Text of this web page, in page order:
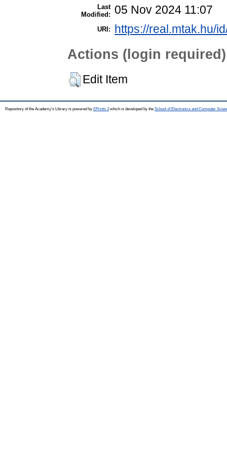
Last
Modified:
05 Nov 2024 11:07
URI: https://real.mtak.hu/
Actions (login required)
Edit Item
Repository of the Academy's Library is powered by EPrints 3which is developed by the School of Electronics and Computer